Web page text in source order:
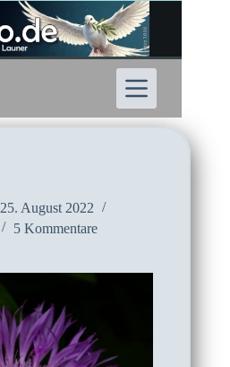
25. August 2022
5 Kommentare